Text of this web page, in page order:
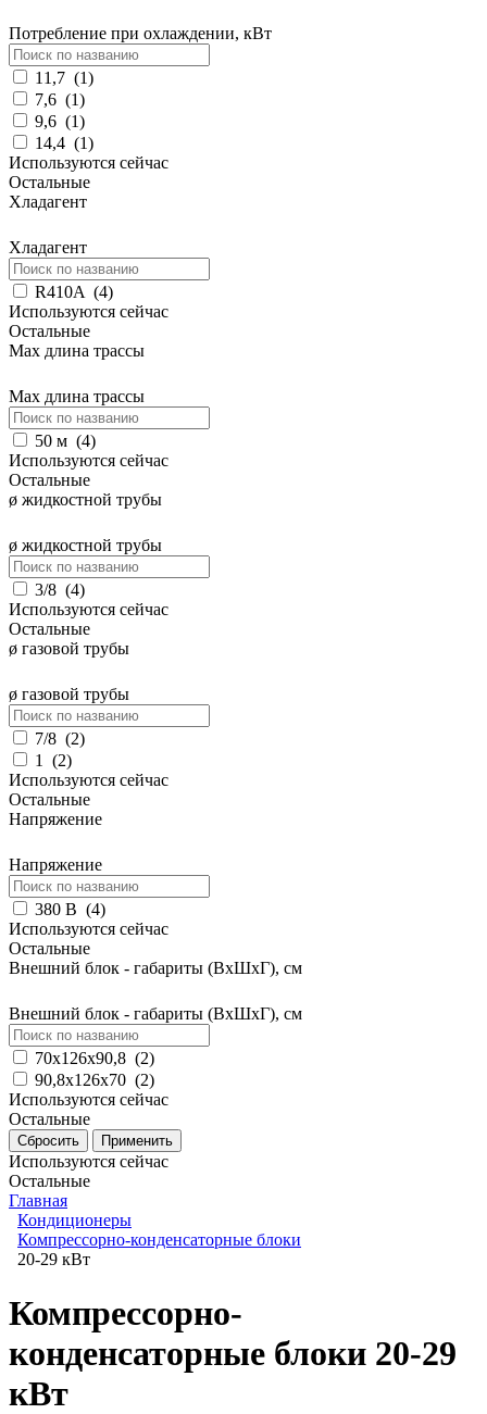
Потребление при охлаждении, кВт
11,7 (1)
7,6 (1)
9,6 (1)
14,4 (1)
Используются сейчас
Остальные
Хладагент
Хладагент
R410A (4)
Используются сейчас
Остальные
Max длина трассы
Max длина трассы
50 м (4)
Используются сейчас
Остальные
ø жидкостной трубы
ø жидкостной трубы
3/8 (4)
Используются сейчас
Остальные
ø газовой трубы
ø газовой трубы
7/8 (2)
1
(2)
Используются сейчас
Остальные
Напряжение
Напряжение
380 В (4)
Используются сейчас
Остальные
Внешний блок - габариты (ВхШхГ), см
Внешний блок - габариты (ВхШхГ), см
70x126x90,8 (2)
90,8x126х70 (2)
Используются сейчас
Остальные
Используются сейчас
Остальные
Главная
Кондиционеры
Компрессорно-конденсаторные блоки
20-29 кВт
Компрессорно-
конденсаторные блоки 20-29
кВт